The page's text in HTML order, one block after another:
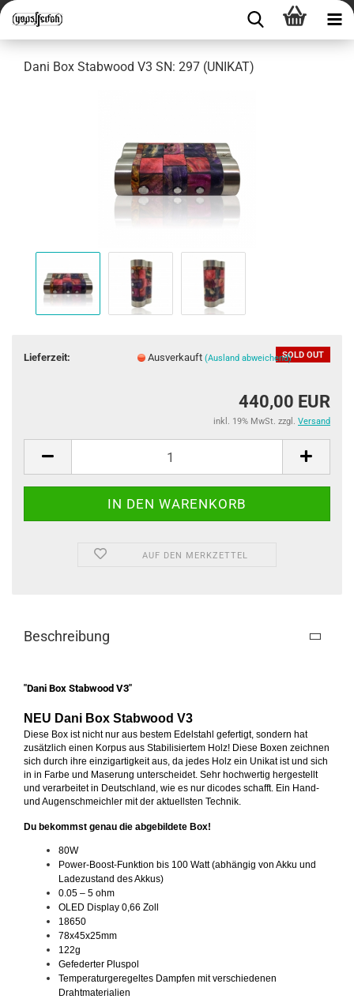
Dani Box Stabwood V3 SN: 297 (UNIKAT)
SOLD OUT
Lieferzeit: Ausverkauft(Ausland abweichend)
440,00 EUR
inkl. 19% MwSt. zzgl. Versand
AUF DEN MERKZETTEL
Beschreibung
"Dani Box Stabwood V3"
NEU Dani Box Stabwood V3
Diese Box ist nicht nur aus bestem Edelstahl gefertigt, sondern hat
zusätzlich einen Korpus aus Stabilisiertem Holz! Diese Boxen zeichnen
sich durch ihre einzigartigkeit aus, da jedes Holz ein Unikat ist und sich
in in Farbe und Maserung unterscheidet. Sehr hochwertig hergestellt
und verarbeitet in Deutschland, wie es nur dicodes schafft. Ein Hand-
und Augenschmeichler mit der aktuellsten Technik.
Du bekommst genau die abgebildete Box!
80W
Power-Boost-Funktion bis 100 Watt (abhängig von Akku und
Ladezustand des Akkus)
0.05 – 5 ohm
OLED Display 0,66 Zoll
18650
78x45x25mm
122g
Gefederter Pluspol
Temperaturgeregeltes Dampfen mit verschiedenen
Drahtmaterialien